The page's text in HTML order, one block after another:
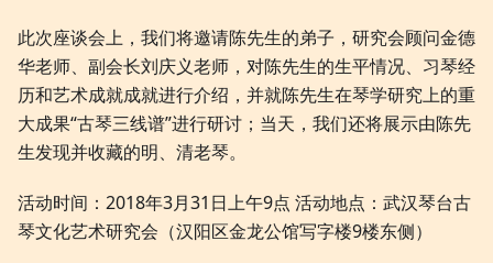
此次座谈会上，我们将邀请陈先生的弟子，研究会顾问金德
华老师、副会长刘庆义老师，对陈先生的生平情况、习琴经
历和艺术成就成就进行介绍，并就陈先生在琴学研究上的重
大成果“古琴三线谱”进行研讨；当天，我们还将展示由陈先
生发现并收藏的明、清老琴。
活动时间：2018年3月31日上午9点 活动地点：武汉琴台古
琴文化艺术研究会（汉阳区金龙公馆写字楼9楼东侧）